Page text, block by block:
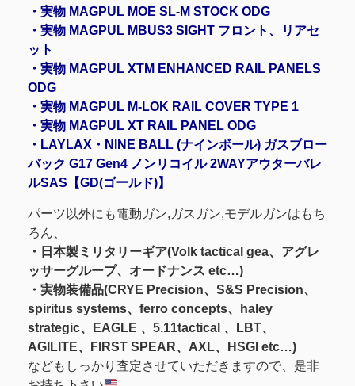
・実物 MAGPUL MOE SL-M STOCK ODG
・実物 MAGPUL MBUS3 SIGHT フロント、リアセ
ット
・実物 MAGPUL XTM ENHANCED RAIL PANELS
ODG
・実物 MAGPUL M-LOK RAIL COVER TYPE 1
・実物 MAGPUL XT RAIL PANEL ODG
・LAYLAX・NINE BALL (ナインボール) ガスブロー
バック G17 Gen4 ノンリコイル 2WAYアウターバレ
ルSAS【GD(ゴールド)】
パーツ以外にも電動ガン,ガスガン,モデルガンはもち
ろん、
・日本製ミリタリーギア(Volk tactical gea、アグレ
ッサーグループ、オードナンス etc…)
・実物装備品(CRYE Precision、S&S Precision、
spiritus systems、ferro concepts、haley
strategic、EAGLE 、5.11tactical 、LBT、
AGILITE、FIRST SPEAR、AXL、HSGI etc…)
などもしっかり査定させていただきますので、是非